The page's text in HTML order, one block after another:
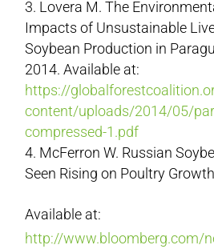
Lovera M. The
Impacts of Unsustainable
Soybean Production in
2014. Available at:
https://
content/uploads/2014/05/
compressed-1.pdf
McFerron W. Russian
Seen Rising on Poultry
Available at:
http://www.bloomberg.com/